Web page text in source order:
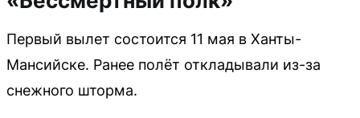
Первый вылет состоится 11 мая в Ханты-
Мансийске. Ранее полёт откладывали из-за
снежного шторма.